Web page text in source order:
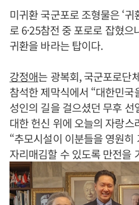
미귀환 국군포로 조형물은 ‘
로 6·25참전 중 포로로 잡혔
귀환을 바라는 탑이다.
강정애는 광복회, 국군포로단
참석한 제막식에서 “대한민
성인의 길을 걸으셨던 무후
대한 헌신 위에 오늘의 자랑
“추모시설이 이분들을 영원
자리매김할 수 있도록 만전을